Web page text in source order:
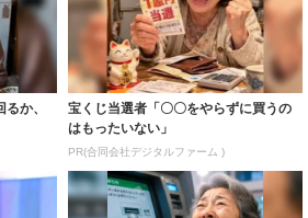
か、
宝くじ当選者「〇〇をやらずに買うの
はもったいない」
PR(合同会社デジタルファーム )